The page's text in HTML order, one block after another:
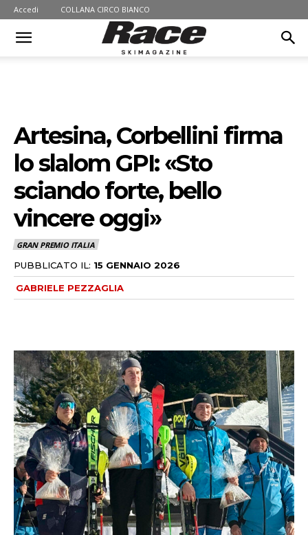
Accedi COLLANA CIRCO BIANCO
Artesina, Corbellini firma
lo slalom GPI: «Sto
sciando forte, bello
vincere oggi»
GRAN PREMIO ITALIA
PUBBLICATO IL: 15 GENNAIO 2026
GABRIELE PEZZAGLIA